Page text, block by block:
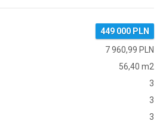
449 000 PLN
7 960,99 PLN
56,40 m2
3
3
3